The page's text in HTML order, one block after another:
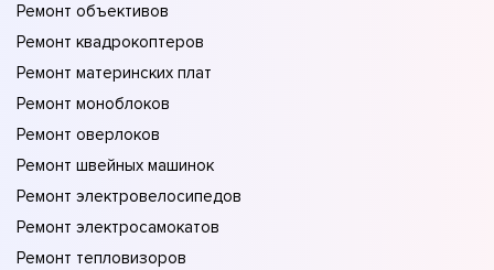
Ремонт объективов
Ремонт квадрокоптеров
Ремонт материнских плат
Ремонт моноблоков
Ремонт оверлоков
Ремонт швейных машинок
Ремонт электровелосипедов
Ремонт электросамокатов
Ремонт тепловизоров